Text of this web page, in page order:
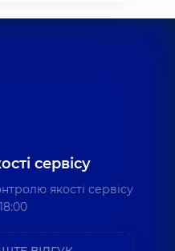
сервісу
якості сервісу